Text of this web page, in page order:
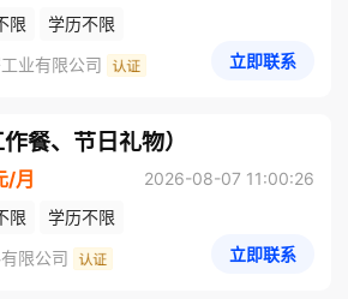
限
学历不限
业有限公司
立即联系
餐、节日礼物）
/月
2026-08-07 11:00:26
限
学历不限
限公司
立即联系